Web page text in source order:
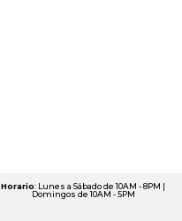
Horario: Lunes a Sábado de 10AM - 8PM |
Domingos de 10AM - 5PM